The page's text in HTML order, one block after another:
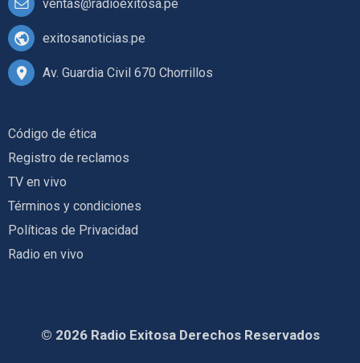
ventas@radioexitosa.pe
exitosanoticias.pe
Av. Guardia Civil 670 Chorrillos
Código de ética
Registro de reclamos
TV en vivo
Términos y condiciones
Políticas de Privacidad
Radio en vivo
© 2026 Radio Exitosa Derechos Reservados